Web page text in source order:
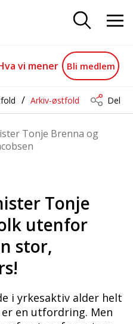
vi mener Bli medlem
Arkiv-østfold Del
Tonje Brenna og
Tonje
utenfor
stor,
i yrkesaktiv alder helt
en utfordring. Men